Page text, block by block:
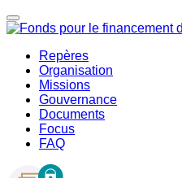
Repères
Organisation
Missions
Gouvernance
Documents
Focus
FAQ